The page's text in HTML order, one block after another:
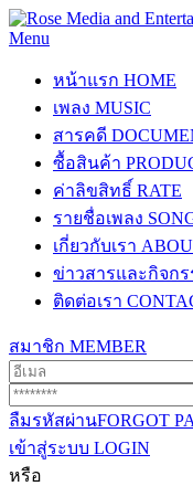
Menu
หน้าแรก HOME
เพลง MUSIC
สารคดี
ซื้อสินค้า
ค่าลิขสิทธิ์ RATE
รายชื่อเพลง
เกี่ยวกับเรา
ข่าวสารและกิจกร
ติดต่อเรา
สมาชิก MEMBER
ลืมรหัสผ่านFORGOT
เข้าสู่ระบบ LOGIN
หรือ